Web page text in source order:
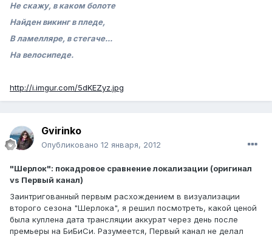
Не скажу, в каком болоте
Найден викинг в пледе,
В ламелляре, в стегаче...
На велосипеде.
http://i.imgur.com/5dKEZyz.jpg
Gvirinko
Опубликовано 12 января, 2012
"Шерлок": покадровое сравнение локализации (оригинал
vs Первый канал)
Заинтригованный первым расхождением в визуализации
второго сезона "Шерлока", я решил посмотреть, какой ценой
была куплена дата трансляции аккурат через день после
премьеры на БиБиСи. Разумеется, Первый канал не делал